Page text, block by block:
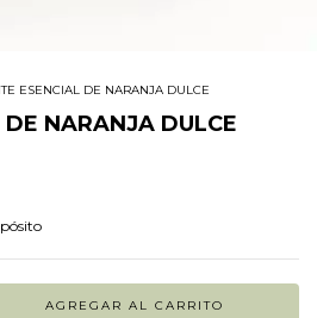
ESENCIAL DE NARANJA DULCE
NARANJA DULCE